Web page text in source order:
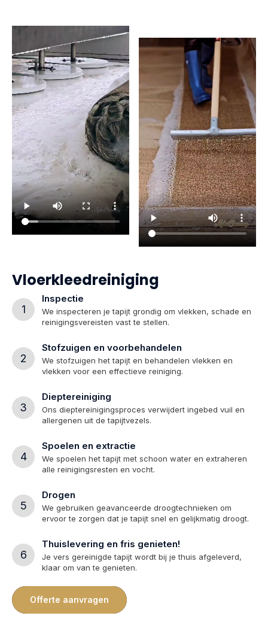
Vloerkleedreiniging
1
Inspectie
We inspecteren je tapijt grondig om vlekken, schade en
reinigingsvereisten vast te stellen.
2
Stofzuigen en voorbehandelen
We stofzuigen het tapijt en behandelen vlekken en
vlekken voor een effectieve reiniging.
3
Dieptereiniging
Ons dieptereinigingsproces verwijdert ingebed vuil en
allergenen uit de tapijtvezels.
4
Spoelen en extractie
We spoelen het tapijt met schoon water en extraheren
alle reinigingsresten en vocht.
5
Drogen
We gebruiken geavanceerde droogtechnieken om
ervoor te zorgen dat je tapijt snel en gelijkmatig droogt.
6
Thuislevering en fris genieten!
Je vers gereinigde tapijt wordt bij je thuis afgeleverd,
klaar om van te genieten.
Offerte aanvragen